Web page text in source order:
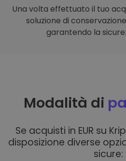
Una volta effettuato il tuo
soluzione di
garantendo la
Modalità di
Se acquisti in EUR su
disposizione diverse
sicure: